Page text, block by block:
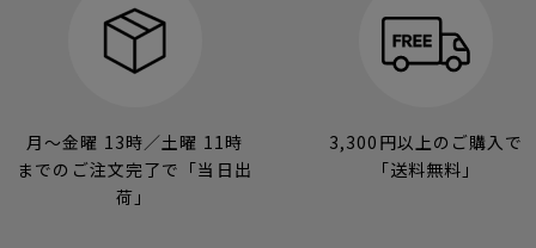
月～金曜 13時／土曜 11時
までのご注文完了で「当日出
荷」
3,300円以上のご購入で
「送料無料」